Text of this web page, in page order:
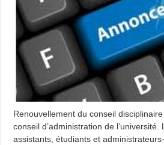
Renouvellement du conseil
conseil d’administration de
assistants, étudiants et